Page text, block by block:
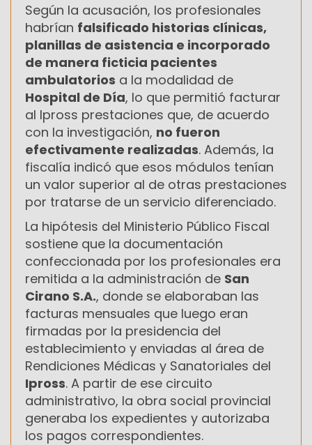
Según la acusación, los profesionales
habrían falsificado historias clínicas,
planillas de asistencia e incorporado
de manera ficticia pacientes
ambulatorios a la modalidad de
Hospital de Día, lo que permitió facturar
al Ipross prestaciones que, de acuerdo
con la investigación, no fueron
efectivamente realizadas. Además, la
fiscalía indicó que esos módulos tenían
un valor superior al de otras prestaciones
por tratarse de un servicio diferenciado.
La hipótesis del Ministerio Público Fiscal
sostiene que la documentación
confeccionada por los profesionales era
remitida a la administración de San
Cirano S.A., donde se elaboraban las
facturas mensuales que luego eran
firmadas por la presidencia del
establecimiento y enviadas al área de
Rendiciones Médicas y Sanatoriales del
Ipross. A partir de ese circuito
administrativo, la obra social provincial
generaba los expedientes y autorizaba
los pagos correspondientes.